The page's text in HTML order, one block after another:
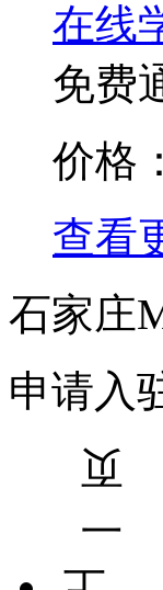
在线
免费
价格
查看
石家庄
申请入